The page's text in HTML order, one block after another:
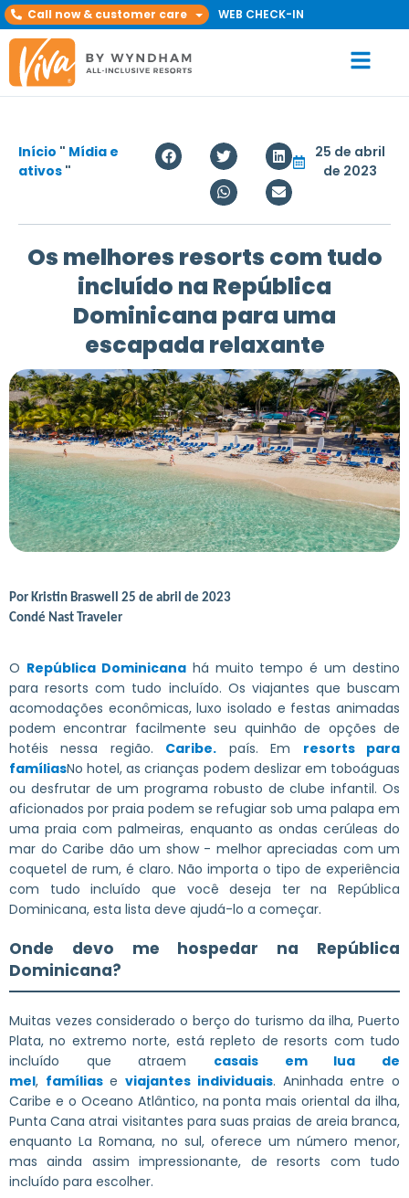
Call now & customer care WEB CHECK-IN
Início " Mídia e
ativos "
25 de abril
de 2023
Os melhores resorts com tudo
incluído na República
Dominicana para uma
escapada relaxante
Por Kristin Braswell 25 de abril de 2023
Condé Nast Traveler
O República Dominicanahá muito tempo é um destino
para resorts com tudo incluído. Os viajantes que buscam
acomodações econômicas, luxo isolado e festas animadas
podem encontrar facilmente seu quinhão de opções de
hotéis nessa região. Caribe. país. Em resorts para
famíliasNo hotel, as crianças podem deslizar em toboáguas
ou desfrutar de um programa robusto de clube infantil. Os
aficionados por praia podem se refugiar sob uma palapa em
uma praia com palmeiras, enquanto as ondas cerúleas do
mar do Caribe dão um show - melhor apreciadas com um
coquetel de rum, é claro. Não importa o tipo de experiência
com tudo incluído que você deseja ter na República
Dominicana, esta lista deve ajudá-lo a começar.
Onde devo me hospedar na República
Dominicana?
Muitas vezes considerado o berço do turismo da ilha, Puerto
Plata, no extremo norte, está repleto de resorts com tudo
incluído que atraem casais em lua de
mel, famíliaseviajantes individuais. Aninhada entre o
Caribe e o Oceano Atlântico, na ponta mais oriental da ilha,
Punta Cana atrai visitantes para suas praias de areia branca,
enquanto La Romana, no sul, oferece um número menor,
mas ainda assim impressionante, de resorts com tudo
incluído para escolher.